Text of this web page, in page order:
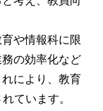
や情報科に限
の効率化など
により、教育
ています。